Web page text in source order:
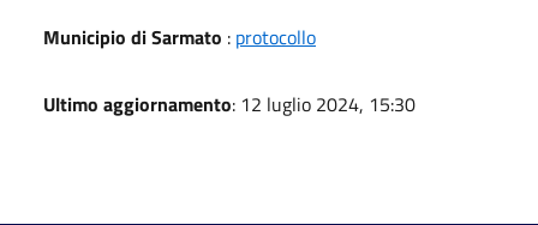
Municipio di Sarmato : protocollo
Ultimo aggiornamento: 12 luglio 2024, 15:30